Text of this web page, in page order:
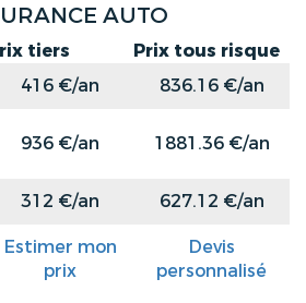
AUTO
tiers
Prix tous risque
416 €/an
836.16 €/an
936 €/an 1881.36 €/an
312 €/an 627.12 €/an
Estimer mon
prix
Devis
personnalisé